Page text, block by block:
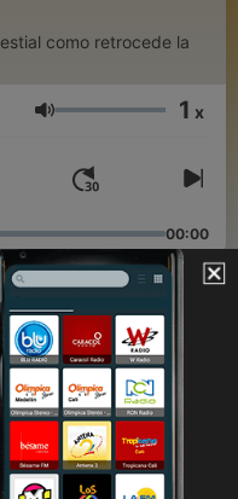
como retrocede la
Volumen 1 x
00:00